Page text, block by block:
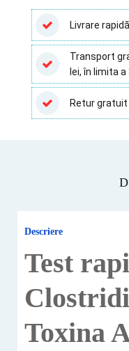
Clostridium
difficile
Toxina
A+B+GDH
(materii
fecale)
–
25
teste/cutie
Livrare
Transport
lei, în limita a
Retur gratuit
Descriere
Test
Toxina